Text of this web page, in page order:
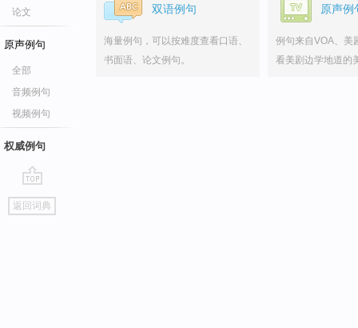
论文
原声例句
全部
音频例句
视频例句
权威例句
go
top
返回词典
双语例句
海量例句，可以按难度查看口语、
书面语、论文例句。
原声例
例句来自VOA、美
看美剧边学地道的